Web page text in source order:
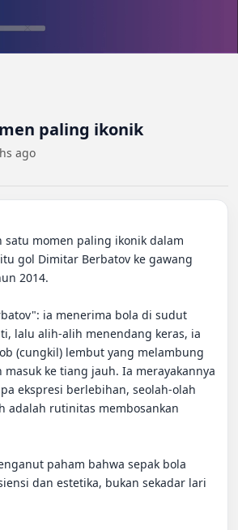
paling ikonik
ago
gol Dimitar Berbatov ke gawang
2014.
ia menerima bola di sudut
lalu alih-alih menendang keras, ia
(cungkil) lembut yang melambung
ke tiang jauh. Ia merayakannya
ekspresi berlebihan, seolah-olah
adalah rutinitas membosankan
paham bahwa sepak bola
dan estetika, bukan sekadar lari